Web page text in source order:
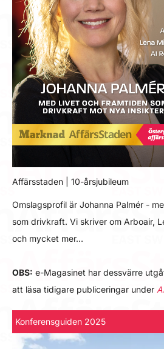
Affärsstaden | 10-årsjubileum
Omslagsprofil är Johanna Palmér -
som drivkraft. Vi skriver om Arboair,
och mycket mer…
OBS: e-Magasinet har dessvärre
att läsa tidigare publiceringar under
Konferensguiden 2025